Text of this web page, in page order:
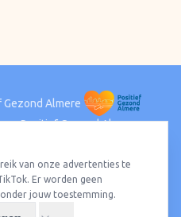
Gezond Almere
Positief Gezond Almere
PER WIJK
StadAlmere BuitenAlmere Poort
Wat te doen
van onze advertenties te
Er worden geen
jouw toestemming.